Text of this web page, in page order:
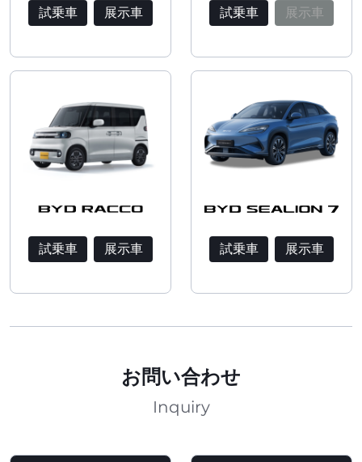
試乗車 展示車 試乗車 展示車
試乗車 展示車 試乗車 展示車
お問い合わせ
Inquiry